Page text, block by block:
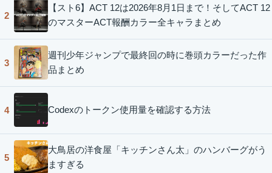
2
【スト6】ACT 12は2026年8月1日まで！そしてACT 12
のマスターACT報酬カラー全キャラまとめ
3
週刊少年ジャンプで最終回の時に巻頭カラーだった作
品まとめ
4 Codexのトークン使用量を確認する方法
5
大鳥居の洋食屋「キッチンさん太」のハンバーグがう
ますぎる